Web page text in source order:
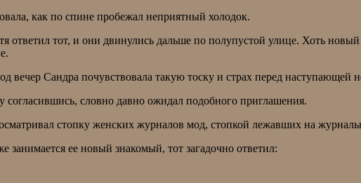
как по спине пробежал неприятный холодок.
ответил тот, и они двинулись дальше по полупустой улице. Хоть
вечер Сандра почувствовала такую тоску и страх перед наступающей
согласившись, словно давно ожидал подобного приглашения.
стопку женских журналов мод, стопкой лежавших на
занимается ее новый знакомый, тот загадочно ответил: